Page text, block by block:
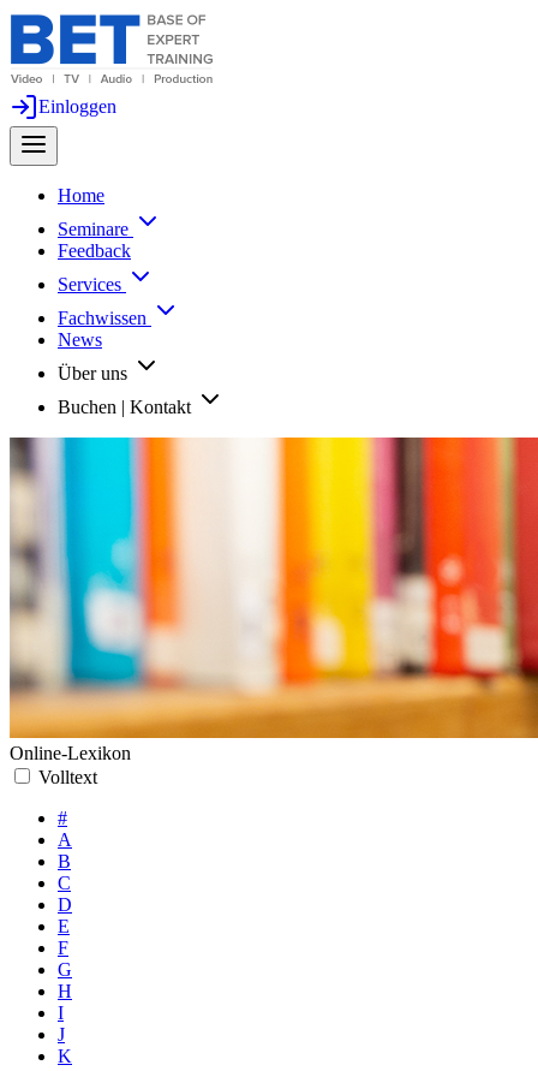
Einloggen
Home
Seminare
Feedback
Services
Fachwissen
News
Über uns
Buchen | Kontakt
Online-Lexikon
Volltext
#
A
B
C
D
E
F
G
H
I
J
K